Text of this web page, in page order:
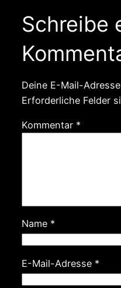
Schreibe
Deine E-Mail-
Erforderliche Felder
Kommentar *
Name *
E-Mail-Adresse *